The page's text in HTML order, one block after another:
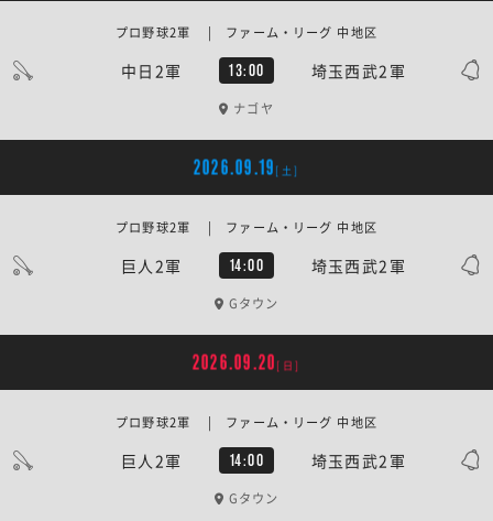
中日2軍 13:00 埼玉西武2軍
プロ野球2軍 | ファーム・リーグ 中地区
ナゴヤ
2026.09.19 [土]
巨人2軍 14:00 埼玉西武2軍
プロ野球2軍 | ファーム・リーグ 中地区
Gタウン
2026.09.20 [日]
巨人2軍 14:00 埼玉西武2軍
プロ野球2軍 | ファーム・リーグ 中地区
Gタウン